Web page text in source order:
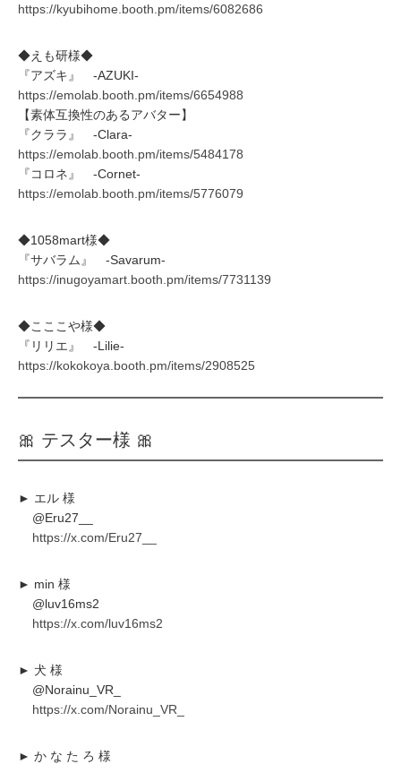
https://kyubihome.booth.pm/items/6082686
◆えも研様◆
『アズキ』 -AZUKI-
https://emolab.booth.pm/items/6654988
【素体互換性のあるアバター】
『クララ』 -Clara-
https://emolab.booth.pm/items/5484178
『コロネ』 -Cornet-
https://emolab.booth.pm/items/5776079
◆1058mart様◆
『サバラム』 -Savarum-
https://inugoyamart.booth.pm/items/7731139
◆こここや様◆
『リリエ』 -Lilie-
https://kokokoya.booth.pm/items/2908525
🎀 テスター様 🎀
► エル 様
@Eru27__
https://x.com/Eru27__
► min 様
@luv16ms2
https://x.com/luv16ms2
► 犬 様
@Norainu_VR_
https://x.com/Norainu_VR_
► か な た ろ 様